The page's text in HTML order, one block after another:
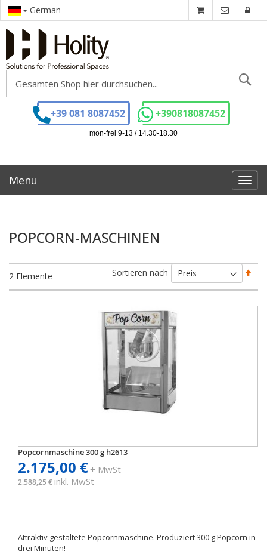
German
+39 081 8087452 +390818087452
mon-frei 9-13 / 14.30-18.30
Menu
POPCORN-MASCHINEN
2 Elemente Sortieren nach
Popcornmaschine 300 g h2613
2.175,00 €+ MwSt
2.588,25 € inkl. MwSt
Attraktiv gestaltete Popcornmaschine. Produziert 300 g Popcorn in
drei Minuten!